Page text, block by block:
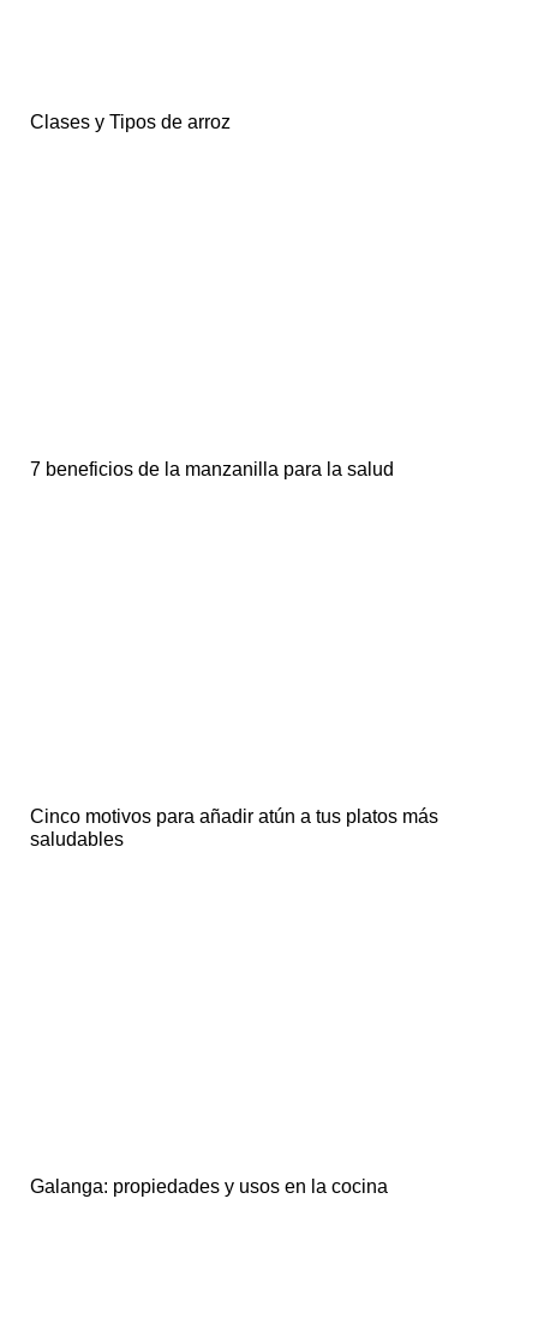
Clases y Tipos de arroz
7 beneficios de la manzanilla para la salud
Cinco motivos para añadir atún a tus platos más
saludables
Galanga: propiedades y usos en la cocina